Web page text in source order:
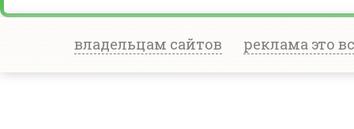
владельцам сайтов реклама это